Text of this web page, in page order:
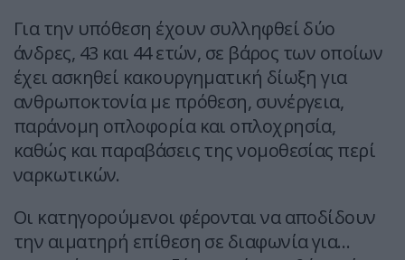
Για την υπόθεση έχουν συλληφθεί δύο
άνδρες, 43 και 44 ετών, σε βάρος των οποίων
έχει ασκηθεί κακουργηματική δίωξη για
ανθρωποκτονία με πρόθεση, συνέργεια,
παράνομη οπλοφορία και οπλοχρησία,
καθώς και παραβάσεις της νομοθεσίας περί
ναρκωτικών.
Οι κατηγορούμενοι φέρονται να αποδίδουν
την αιματηρή επίθεση σε διαφωνία για…